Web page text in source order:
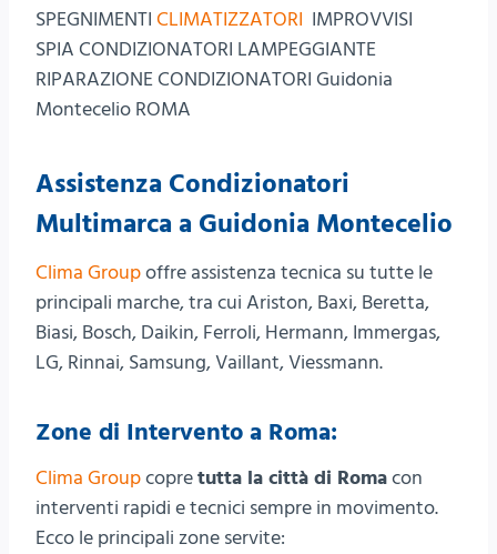
SPEGNIMENTI CLIMATIZZATORI IMPROVVISI
SPIA CONDIZIONATORI LAMPEGGIANTE
RIPARAZIONE CONDIZIONATORI Guidonia
Montecelio ROMA
Assistenza Condizionatori
Multimarca a Guidonia Montecelio
Clima Groupoffre assistenza tecnica su tutte le
principali marche, tra cui Ariston, Baxi, Beretta,
Biasi, Bosch, Daikin, Ferroli, Hermann, Immergas,
LG, Rinnai, Samsung, Vaillant, Viessmann.
Zone di Intervento a Roma:
Clima Groupcopretutta la città di Romacon
interventi rapidi e tecnici sempre in movimento.
Ecco le principali zone servite: